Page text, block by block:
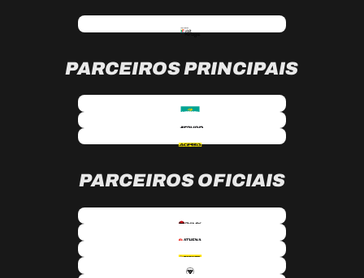
PARCEIROS PRINCIPAIS
PARCEIROS OFICIAIS